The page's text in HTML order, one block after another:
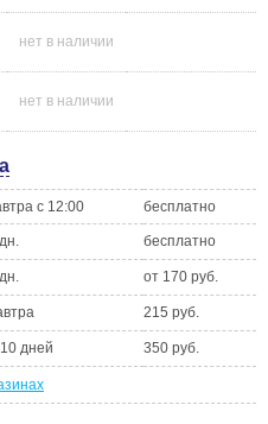
нет в наличии
нет в наличии
с 12:00 бесплатно
бесплатно
от 170 руб.
215 руб.
дней 350 руб.